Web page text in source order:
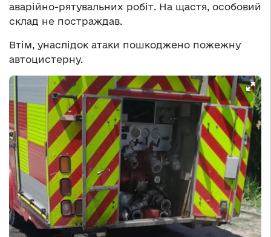
аварійно-рятувальних робіт. На щастя, особовий
склад не постраждав.
Втім, унаслідок атаки пошкоджено пожежну
автоцистерну.